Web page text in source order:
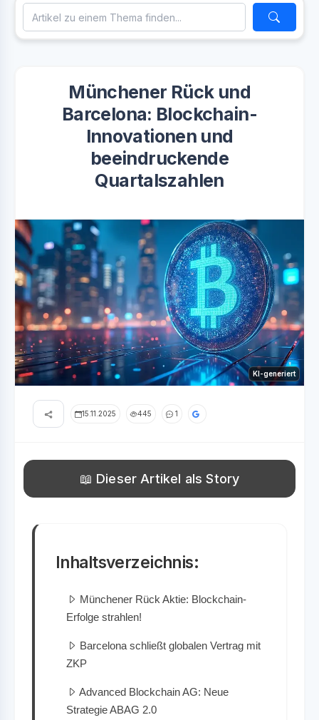
Münchener Rück und
Barcelona: Blockchain-
Innovationen und
beeindruckende
Quartalszahlen
KI-generiert
15.11.2025 445 1
📖 Dieser Artikel als Story
Inhaltsverzeichnis:
Münchener Rück Aktie: Blockchain-
Erfolge strahlen!
Barcelona schließt globalen Vertrag mit
ZKP
Advanced Blockchain AG: Neue
Strategie ABAG 2.0